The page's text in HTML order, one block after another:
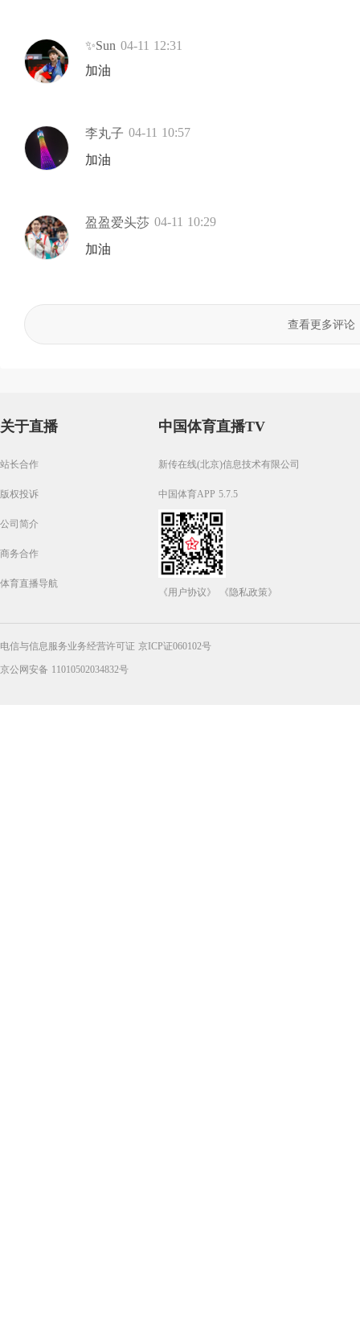
✨Sun 04-11 12:31
加油
李丸子 04-11 10:57
加油
盈盈爱头莎 04-11 10:29
加油
查看更多评论
关于直播
站长合作
版权投诉
公司简介
商务合作
体育直播导航
中国体育直播TV
新传在线(北京)信息技术有限公司
中国体育APP 5.7.5
《用户协议》 《隐私政策》
电信与信息服务业务经营许可证 京ICP证060102号
京公网安备 11010502034832号